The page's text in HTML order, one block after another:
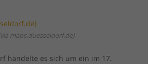
maps.duesseldorf.de)
handelte es sich um ein im 17.